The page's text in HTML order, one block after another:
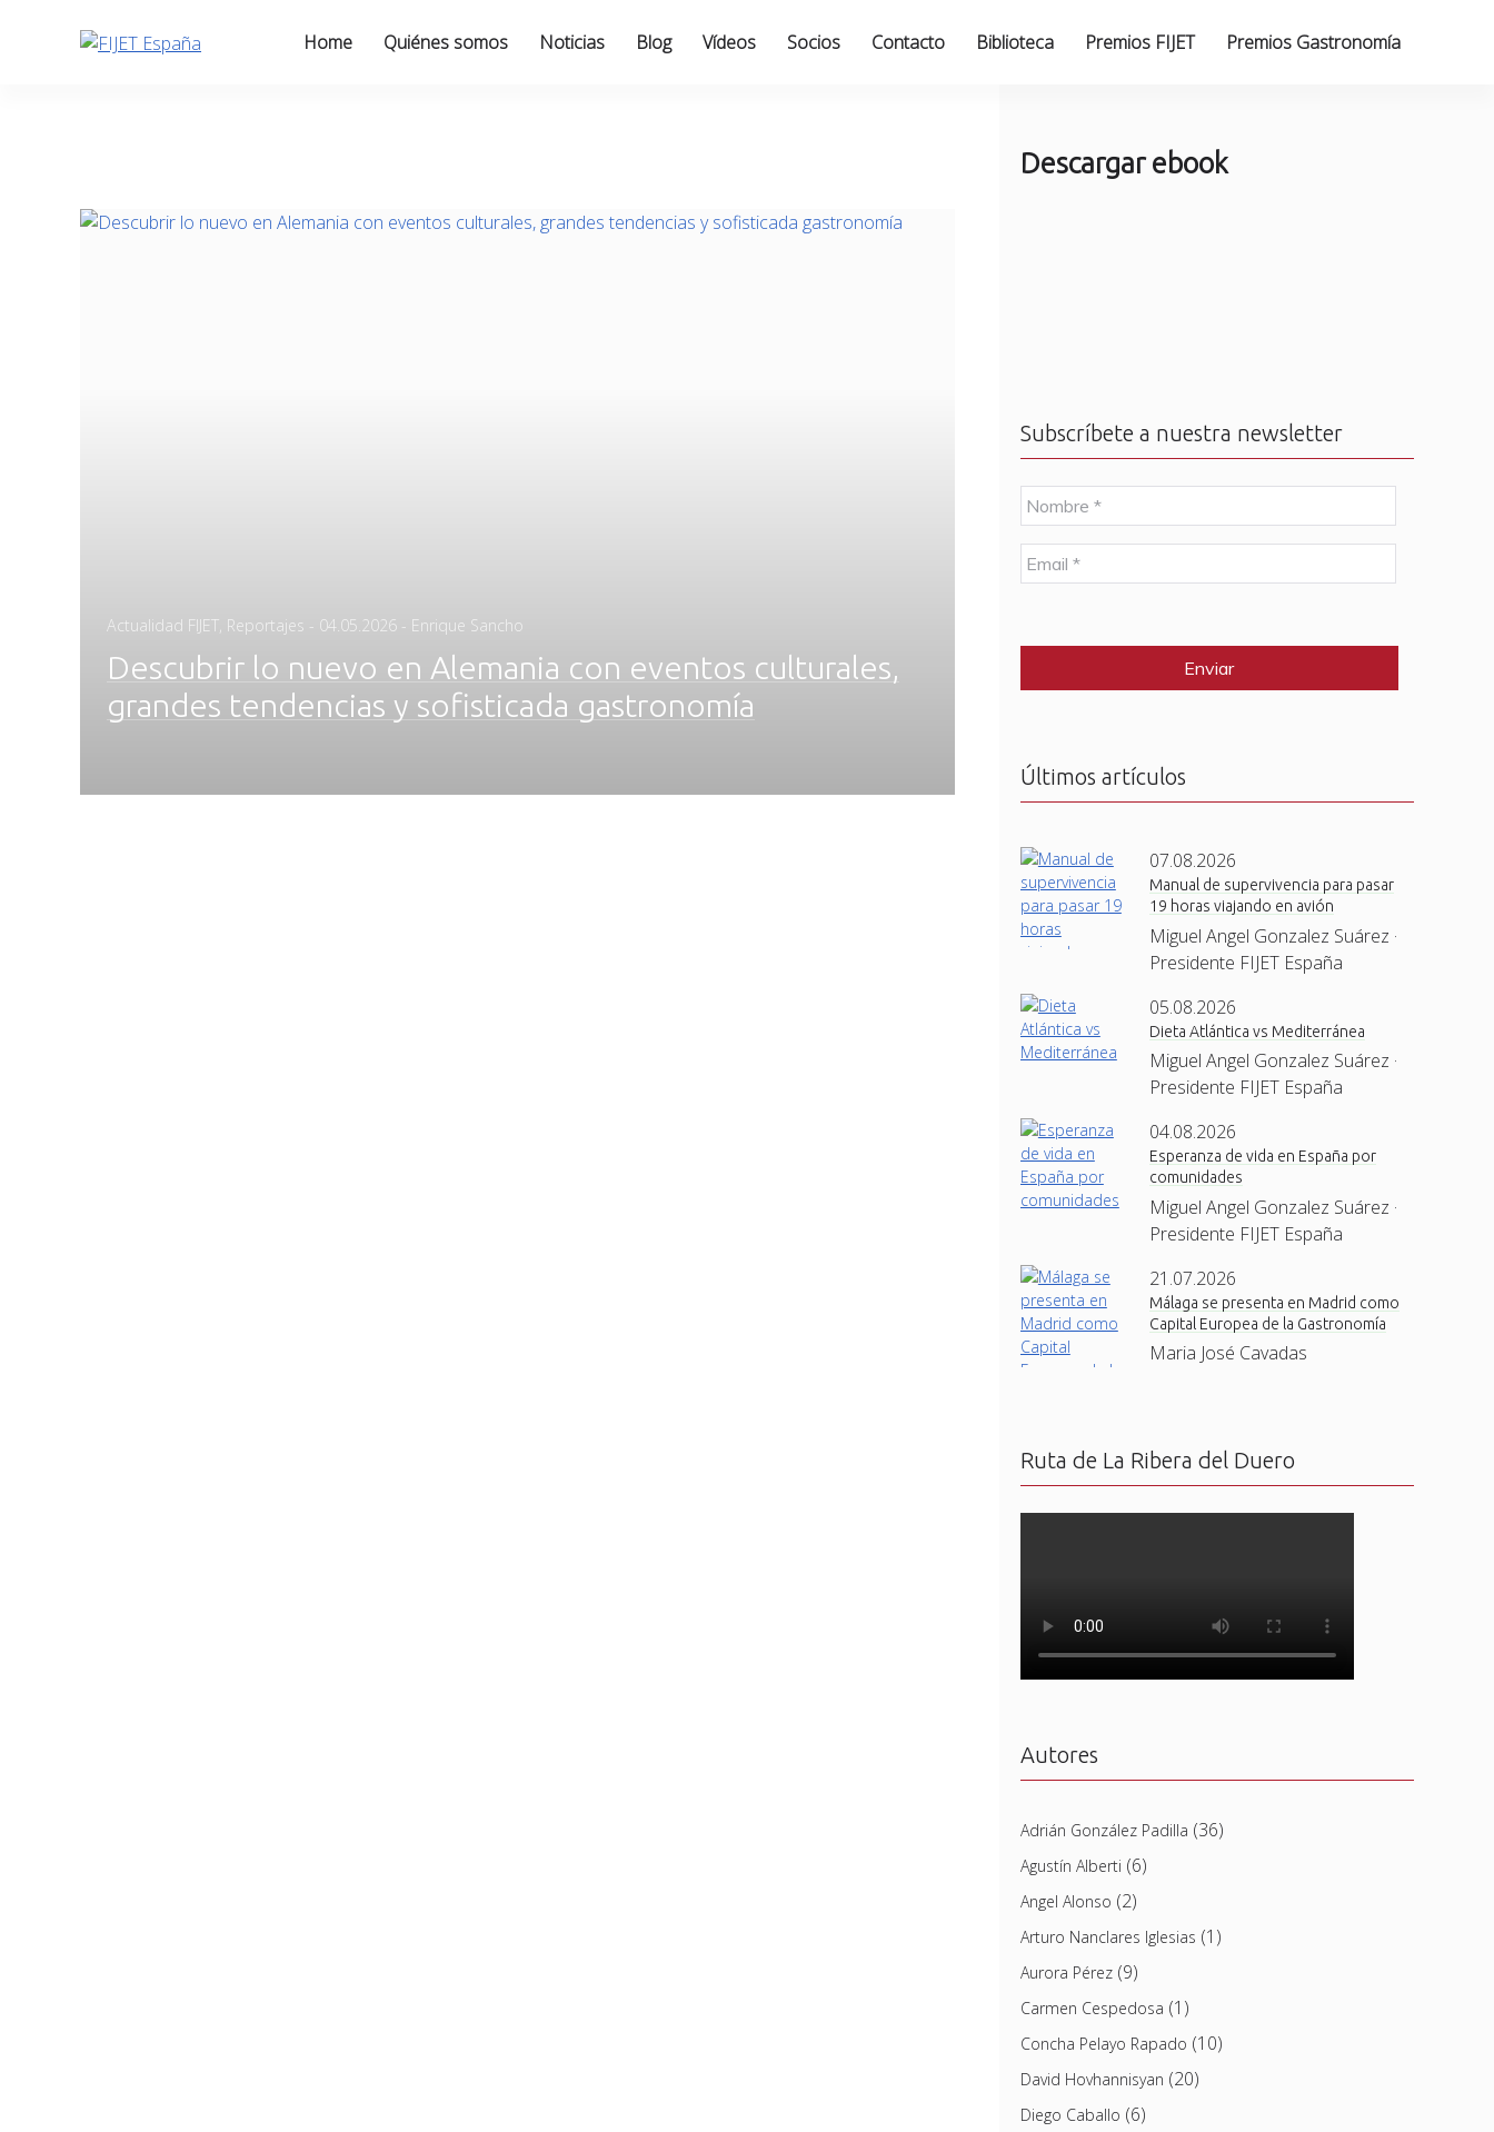
Home Quiénes somos Noticias Blog Vídeos Socios Contacto Biblioteca Premios FIJET Premios Gastronomía
Actualidad FIJET, Reportajes - Posted
04.05.2026 - Enrique Sancho
Descubrir lo nuevo en Alemania con eventos culturales,
grandes tendencias y sofisticada gastronomía
Descargar ebook
Subscríbete a nuestra newsletter
N
o
m
b
r
E
m
l
Últimos artículos
07.08.2026
Manual de supervivencia para pasar
19 horas viajando en avión
Miguel Angel Gonzalez Suárez ·
Presidente FIJET España
05.08.2026
Dieta Atlántica vs Mediterránea
Miguel Angel Gonzalez Suárez ·
Presidente FIJET España
04.08.2026
Esperanza de vida en España por
comunidades
Miguel Angel Gonzalez Suárez ·
Presidente FIJET España
21.07.2026
Málaga se presenta en Madrid como
Capital Europea de la Gastronomía
Maria José Cavadas
Ruta de La Ribera del Duero
Autores
Adrián González Padilla (36)
Agustín Alberti (6)
Angel Alonso (2)
Arturo Nanclares Iglesias (1)
Aurora Pérez(9)
Carmen Cespedosa (1)
Concha Pelayo Rapado (10)
David Hovhannisyan (20)
Diego Caballo (6)